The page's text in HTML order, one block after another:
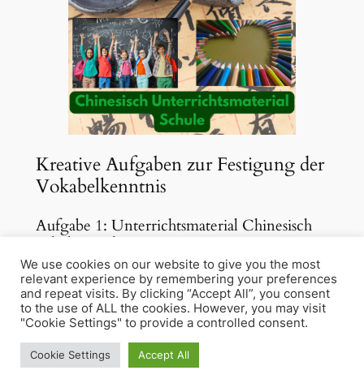
Kreative Aufgaben zur Festigung der
Vokabelkenntnis
Aufgabe 1: Unterrichtsmaterial Chinesisch
Schule: Lückentext
Fülle die Lücken mit den passenden
Vokabeln aus der Tabelle:
今天是小明上学的第一
妈妈送他到学校，并叮嘱他要认真
We use cookies on our website to give you the most
relevant experience by remembering your preferences
and repeat visits. By clicking “Accept All”, you consent
to the use of ALL the cookies. However, you may visit
"Cookie Settings" to provide a controlled consent.
Cookie Settings Accept All